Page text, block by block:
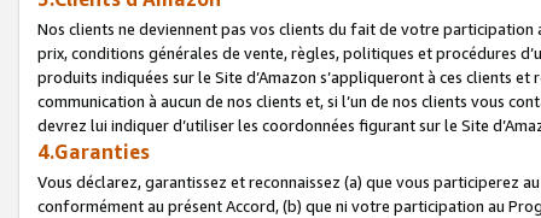
Nos clients ne deviennent pas vos clients du fait de votre
prix, conditions générales de vente, règles, politiques et procédures
produits indiquées sur le Site d’Amazon s’appliqueront à ces clients
communication à aucun de nos clients et, si l’un de nos clients vous
devrez lui indiquer d’utiliser les coordonnées figurant sur le Site
4.Garanties
Vous déclarez, garantissez et reconnaissez (a) que vous participerez
conformément au présent Accord, (b) que ni votre participation au